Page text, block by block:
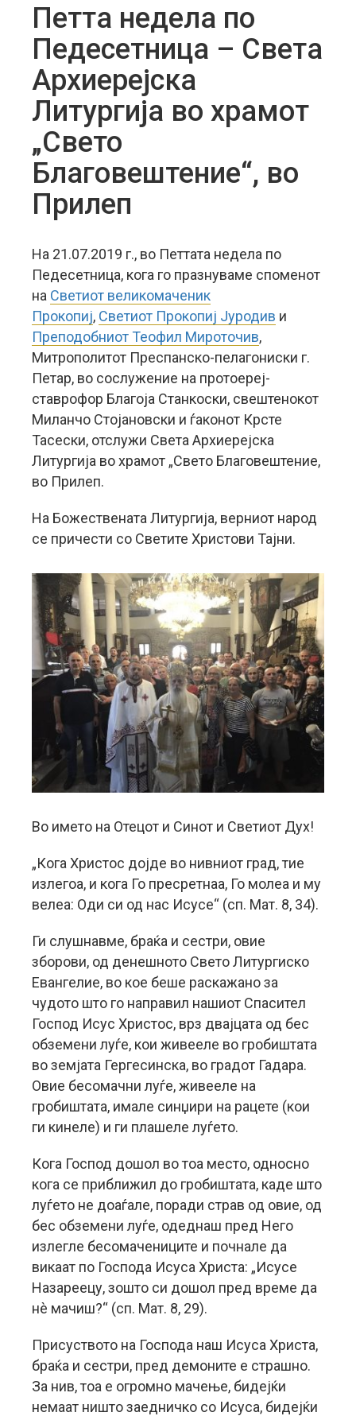
Петта недела по
Педесетница – Света
Архиерејска
Литургија во храмот
„Свето
Благовештение“, во
Прилеп
На 21.07.2019 г., во Петтата недела по
Педесетница, кога го празнуваме споменот
на Светиот великомаченик
Прокопиј, Светиот Прокопиј Јуродив и
Преподобниот Теофил Мироточив,
Митрополитот Преспанско-пелагониски г.
Петар, во сослужение на протоереј-
ставрофор Благоја Станкоски, свештенокот
Миланчо Стојановски и ѓаконот Крсте
Тасески, отслужи Света Архиерејска
Литургија во храмот „Свето Благовештение,
во Прилеп.
На Божествената Литургија, верниот народ
се причести со Светите Христови Тајни.
Во името на Отецот и Синот и Светиот Дух!
„Кога Христос дојде во нивниот град, тие
излегоа, и кога Го пресретнаа, Го молеа и му
велеа: Оди си од нас Исусе“ (сп. Мат. 8, 34).
Ги слушнавме, браќа и сестри, овие
зборови, од денешното Свето Литургиско
Евангелие, во кое беше раскажано за
чудото што го направил нашиот Спасител
Господ Исус Христос, врз двајцата од бес
обземени луѓе, кои живееле во гробиштата
во земјата Гергесинска, во градот Гадара.
Овие бесомачни луѓе, живееле на
гробиштата, имале синџири на рацете (кои
ги кинеле) и ги плашеле луѓето.
Кога Господ дошол во тоа место, односно
кога се приближил до гробиштата, каде што
луѓето не доаѓале, поради страв од овие, од
бес обземени луѓе, одеднаш пред Него
излегле бесомачениците и почнале да
викаат по Господа Исуса Христа: „Исусе
Назареецу, зошто си дошол пред време да
нè мачиш?“ (сп. Мат. 8, 29).
Присуството на Господа наш Исуса Христа,
браќа и сестри, пред демоните е страшно.
За нив, тоа е огромно мачење, бидејќи
немаат ништо заедничко со Исуса, бидејќи